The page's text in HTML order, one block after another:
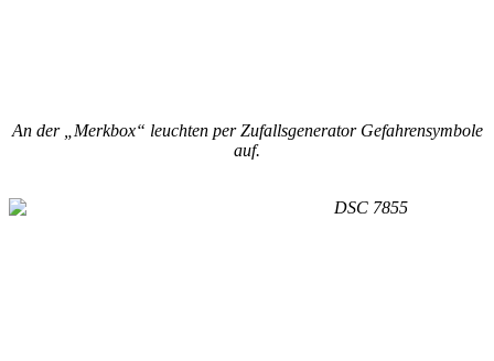
An der „Merkbox“ leuchten per Zufallsgenerator Gefahrensymbole
auf.